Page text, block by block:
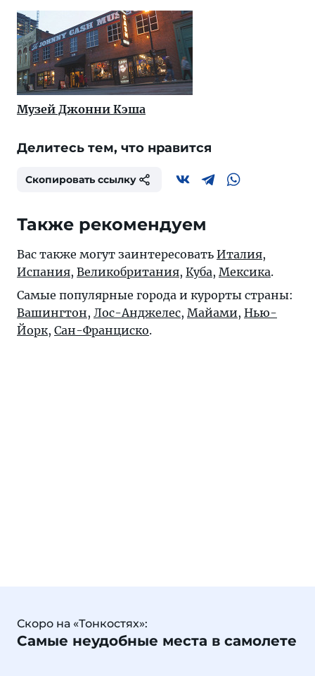
Музей Джонни Кэша
Делитесь тем, что нравится
Скопировать ссылку
Также рекомендуем
Вас также могут заинтересовать Италия,
Испания, Великобритания, Куба, Мексика.
Самые популярные города и курорты страны:
Вашингтон, Лос-Анджелес, Майами, Нью-
Йорк, Сан-Франциско.
Скоро на «Тонкостях»:
Самые неудобные места в самолете